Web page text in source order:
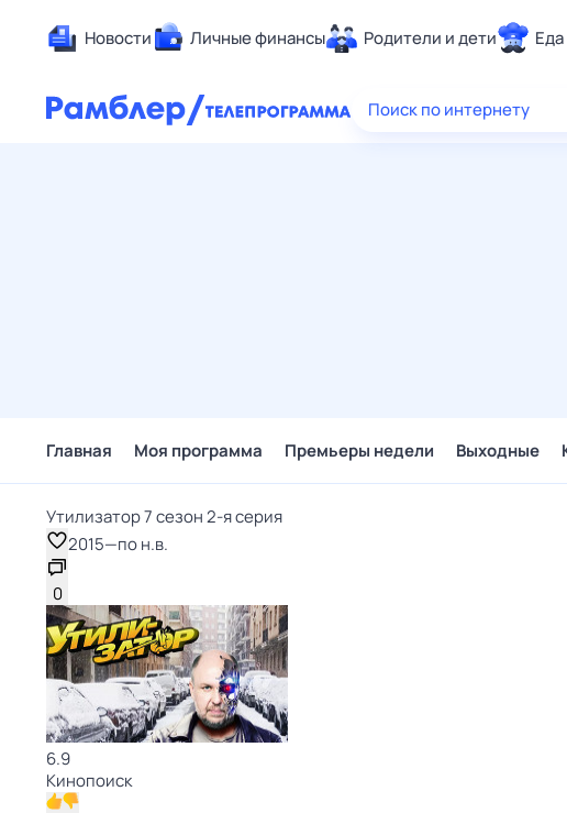
Новости Личные финансы Родители и дети Еда
Здоровье
Поиск по интернету
Главная Моя программа Премьеры недели Выходные
Утилизатор 7 сезон 2-я серия
2015—по н.в.
0
6.9
Кинопоиск